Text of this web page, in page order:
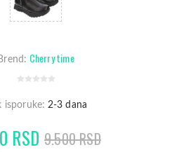
Cherry time
isporuke: 2-3 dana
RSD 9.500 RSD